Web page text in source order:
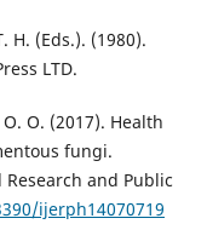
H. (Eds.). (1980).
LTD.
O. (2017). Health
fungi.
and Public
ijerph14070719